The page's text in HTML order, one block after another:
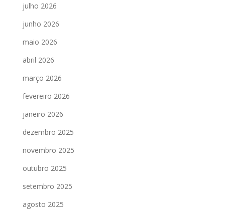
julho 2026
junho 2026
maio 2026
abril 2026
março 2026
fevereiro 2026
janeiro 2026
dezembro 2025
novembro 2025
outubro 2025
setembro 2025
agosto 2025